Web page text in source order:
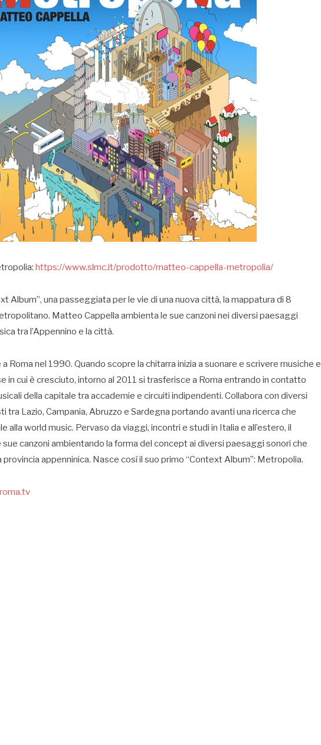
https://www.slmc.it/prodotto/matteo-cappella-metropolia/
Album”, una passeggiata per le vie di una nuova città, la mappatura di 8
Matteo Cappella ambienta le sue canzoni nei diversi paesaggi
tra l’Appennino e la città.
Roma nel 1990. Quando scopre la chitarra inizia a suonare e scrivere musiche e
in cui è cresciuto, intorno al 2011 si trasferisce a Roma entrando in contatto
della capitale tra accademie e circuiti indipendenti. Collabora con diversi
tra Lazio, Campania, Abruzzo e Sardegna portando avanti una ricerca che
alla world music. Pervaso da viaggi, incontri e studi in Italia e all’estero, il
canzoni ambientando la forma del concept ai diversi paesaggi sonori che
provincia appenninica. Nasce così il suo primo “Context Album”: Metropolia.